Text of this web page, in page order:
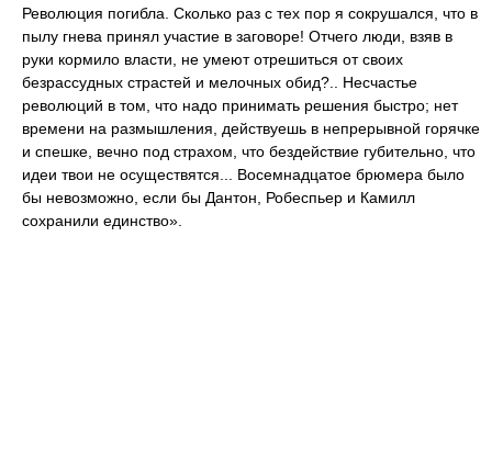
Революция погибла. Сколько раз с тех пор я сокрушался, что в
пылу гнева принял участие в заговоре! Отчего люди, взяв в
руки кормило власти, не умеют отрешиться от своих
безрассудных страстей и мелочных обид?.. Несчастье
революций в том, что надо принимать решения быстро; нет
времени на размышления, действуешь в непрерывной горячке
и спешке, вечно под страхом, что бездействие губительно, что
идеи твои не осуществятся... Восемнадцатое брюмера было
бы невозможно, если бы Дантон, Робеспьер и Камилл
сохранили единство».